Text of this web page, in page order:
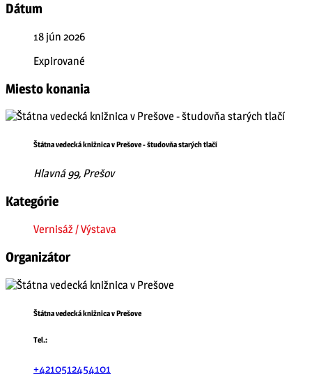
Dátum
18 jún 2026
Expirované
Miesto konania
Štátna vedecká knižnica v Prešove - študovňa starých tlačí
Hlavná 99, Prešov
Kategórie
Vernisáž / Výstava
Organizátor
Štátna vedecká knižnica v Prešove
Tel.:
+4210512454101